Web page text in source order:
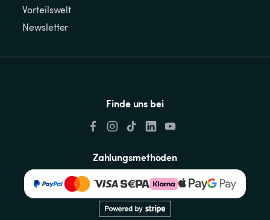
Vorteilswelt
Newsletter
Finde uns bei
Zahlungsmethoden